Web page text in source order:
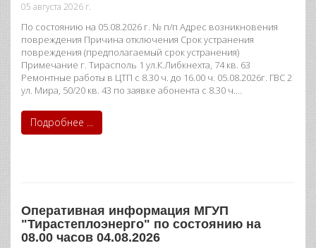
05 августа 2026 г.
По состоянию на 05.08.2026 г. № п/п Адрес возникновения
повреждения Причина отключения Срок устранения
повреждения (предполагаемый срок устранения)
Примечание г. Тирасполь 1 ул.К.Либкнехта, 74 кв. 63
Ремонтные работы в ЦТП с 8.30 ч. до 16.00 ч. 05.08.2026г. ГВС 2
ул. Мира, 50/20 кв. 43 по заявке абонента с 8.30 ч.…
Подробнее ...
Оперативная информация МГУП
"Тирастеплоэнерго" по состоянию на
08.00 часов 04.08.2026